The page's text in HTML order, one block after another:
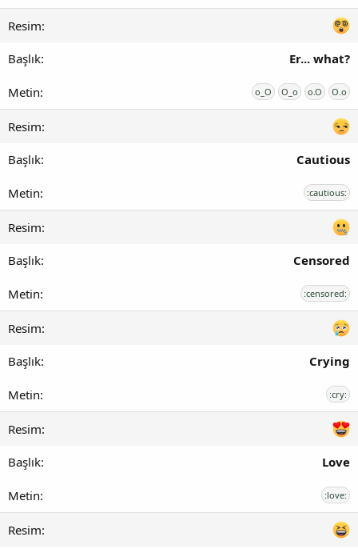
Er... what?
o_O O_o o.O O.o
Cautious
:cautious:
Censored
:censored:
Crying
:cry:
Love
:love: